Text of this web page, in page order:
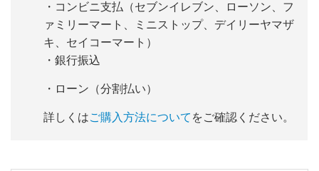
・コンビニ支払（セブンイレブン、ローソン、フ
ァミリーマート、ミニストップ、デイリーヤマザ
キ、セイコーマート）
・銀行振込
・ローン（分割払い）
詳しくはご購入方法について をご確認ください。